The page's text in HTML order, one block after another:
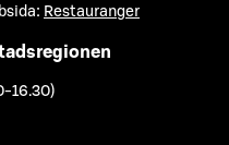
Restauranger
16.30)